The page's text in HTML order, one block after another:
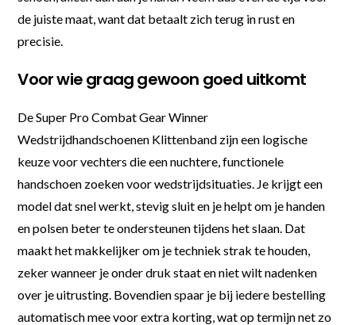
de juiste maat, want dat betaalt zich terug in rust en
precisie.
Voor wie graag gewoon goed uitkomt
De Super Pro Combat Gear Winner
Wedstrijdhandschoenen Klittenband zijn een logische
keuze voor vechters die een nuchtere, functionele
handschoen zoeken voor wedstrijdsituaties. Je krijgt een
model dat snel werkt, stevig sluit en je helpt om je handen
en polsen beter te ondersteunen tijdens het slaan. Dat
maakt het makkelijker om je techniek strak te houden,
zeker wanneer je onder druk staat en niet wilt nadenken
over je uitrusting. Bovendien spaar je bij iedere bestelling
automatisch mee voor extra korting, wat op termijn net zo